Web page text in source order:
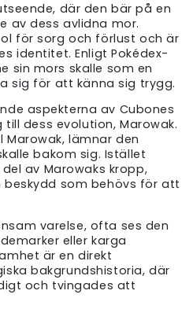
där den bär på en
av dess avlidna mor.
för sorg och förlust och är
identitet. Enligt Pokédex-
sin mors skalle som en
sig för att känna sig trygg.
aspekterna av Cubones
dess evolution, Marowak.
Marowak, lämnar den
bakom sig. Istället
av Marowaks kropp,
beskydd som behövs för att
varelse, ofta ses den
eller karga
är en direkt
bakgrundshistoria, där
och tvingades att